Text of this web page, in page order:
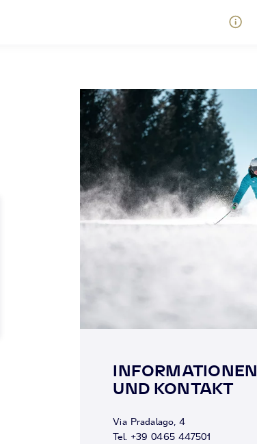
INFORMATIONEN
UND KONTAKT
Via Pradalago, 4
Tel. +39 0465 447501